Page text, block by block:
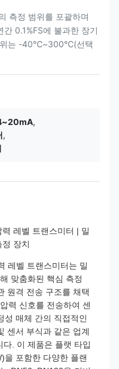
측정 범위를 포괄하며
0.1%FS에 불과한 장기
위는 -40℃~300℃(선택
,
,
레벨 트랜스미터 | 밀
장치
레벨 트랜스미터는 밀
맞춤화된 핵심 측정
원격 전송 구조를 채택
력 신호를 전송하여 센
성 매체 간의 직접적인
센서 부식과 같은 업계
. 이 제품은 플랫 타입
을 포함한 다양한 플랜